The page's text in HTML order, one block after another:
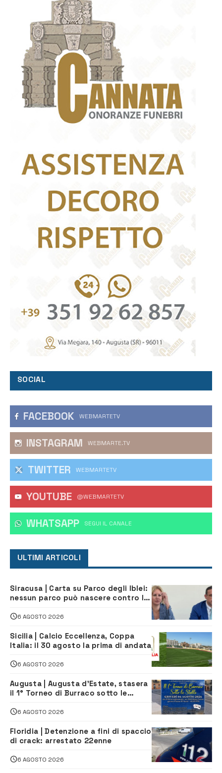
SOCIAL
FACEBOOK WEBMARTETV
INSTAGRAM WEBMARTE.TV
TWITTER WEBMARTETV
YOUTUBE @WEBMARTETV
WHATSAPP ‎SEGUI IL CANALE
ULTIMI ARTICOLI
Siracusa | Carta su Parco degli Iblei:
nessun parco può nascere contro le
6 AGOSTO 2026
Sicilia | Calcio Eccellenza, Coppa
Italia: il 30 agosto la prima di andata
6 AGOSTO 2026
Augusta | Augusta d’Estate, stasera
il 1° Torneo di Burraco sotto le
6 AGOSTO 2026
Floridia | Detenzione a fini di spaccio
di crack: arrestato 22enne
6 AGOSTO 2026